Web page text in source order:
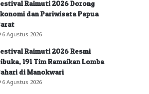
Raimuti 2026 Dorong
dan Pariwisata Papua
6 Agustus 2026
Raimuti 2026 Resmi
191 Tim Ramaikan Lomba
di Manokwari
6 Agustus 2026